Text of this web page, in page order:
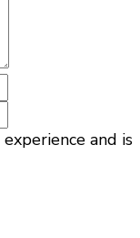
and is